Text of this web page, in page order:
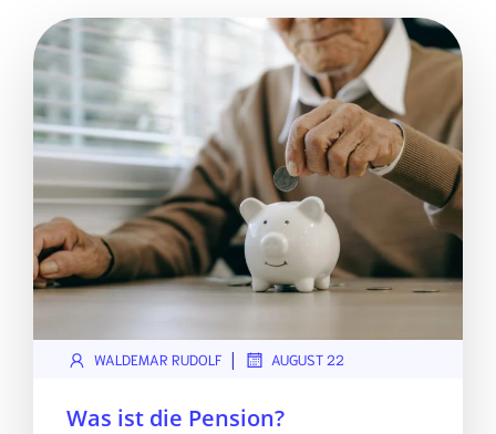
WALDEMAR RUDOLF | AUGUST 22
Was ist die Pension?